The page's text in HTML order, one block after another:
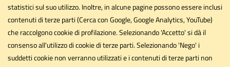
Dipartimento di Scienze Politiche
Università degli Studi di Perugia
Via Pascoli, 20 - 06123 - Perugia
Email
dipartimento.scipol@unipg.it
statistici sul suo utilizzo. Inoltre, in alcune pagine possono essere inclusi
contenuti di terze parti (Cerca con Google, Google Analytics, YouTube)
che raccolgono cookie di profilazione. Selezionando 'Accetto' si dà il
consenso all'utilizzo di cookie di terze parti. Selezionando 'Nego' i
suddetti cookie non verranno utilizzati e i contenuti di terze parti non